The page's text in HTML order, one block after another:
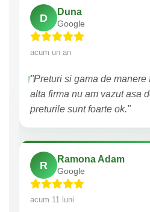
D
Duna
Google
acum un an
"Preturi si gama de manere
alta firma nu am vazut asa
preturile sunt foarte ok."
R
Ramona Adam
Google
acum 11 luni